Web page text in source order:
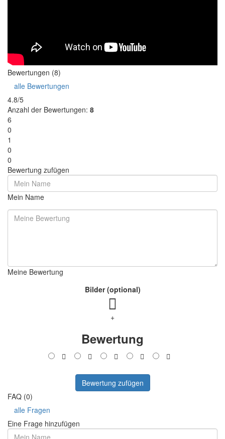
Bewertungen (8)
alle Bewertungen
4.8/5
Anzahl der Bewertungen: 8
6
0
1
0
0
Bewertung zufügen
Mein Name
Meine Bewertung
Bilder (optional)
+
Bewertung
Bewertung zufügen
FAQ (0)
alle Fragen
Eine Frage hinzufügen